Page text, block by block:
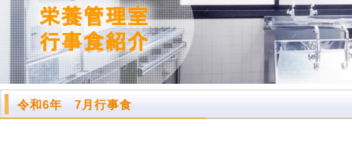
令和6年 7月行事食